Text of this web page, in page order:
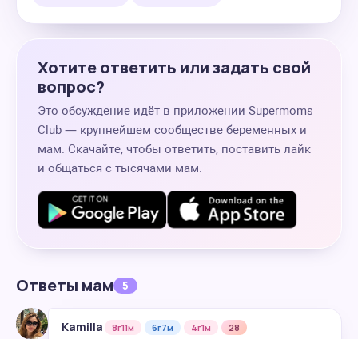
Хотите ответить или задать свой
вопрос?
Это обсуждение идёт в приложении Supermoms
Club — крупнейшем сообществе беременных и
мам. Скачайте, чтобы ответить, поставить лайк
и общаться с тысячами мам.
Ответы мам 5
Kamilla 8г11м 6г7м 4г1м 28